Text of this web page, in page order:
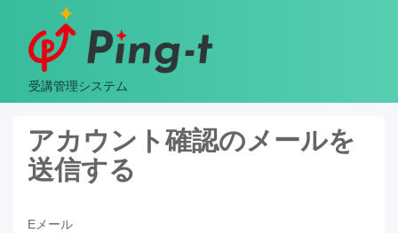
受講管理システム
アカウント確認のメールを
送信する
Eメール